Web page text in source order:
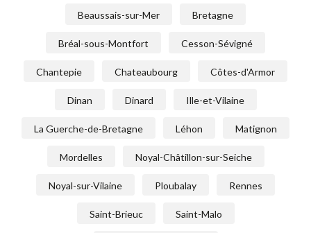
Beaussais-sur-Mer Bretagne
Bréal-sous-Montfort Cesson-Sévigné
Chantepie Chateaubourg Côtes-d'Armor
Dinan Dinard Ille-et-Vilaine
La Guerche-de-Bretagne Léhon Matignon
Mordelles Noyal-Châtillon-sur-Seiche
Noyal-sur-Vilaine Ploubalay Rennes
Saint-Brieuc Saint-Malo